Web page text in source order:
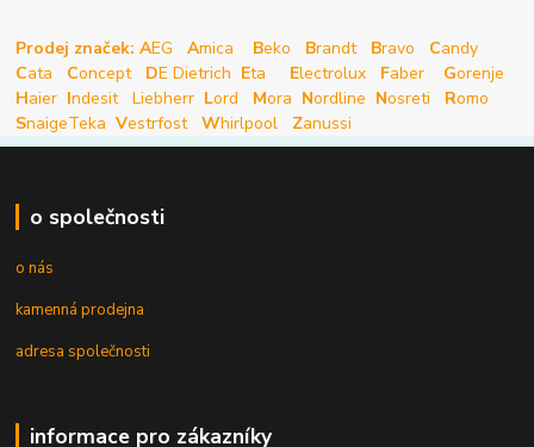
Prodej značek: AEG Amica Beko Brandt Bravo Candy
Cata Concept DE Dietrich Eta Electrolux Faber Gorenje
Haier Indesit Liebherr Lord Mora Nordline Nosreti Romo
SnaigeTeka Vestrfost Whirlpool Zanussi
o společnosti
o nás
kamenná prodejna
adresa společnosti
informace pro zákazníky